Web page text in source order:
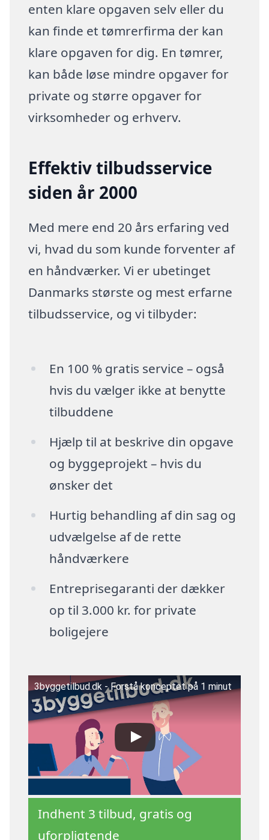
enten klare opgaven selv eller du
kan finde et tømrerfirma der kan
klare opgaven for dig. En tømrer,
kan både løse mindre opgaver for
private og større opgaver for
virksomheder og erhverv.
Effektiv tilbudsservice
siden år 2000
Med mere end 20 års erfaring ved
vi, hvad du som kunde forventer af
en håndværker. Vi er ubetinget
Danmarks største og mest erfarne
tilbudsservice, og vi tilbyder:
En 100 % gratis service – også
hvis du vælger ikke at benytte
tilbuddene
Hjælp til at beskrive din opgave
og byggeprojekt – hvis du
ønsker det
Hurtig behandling af din sag og
udvælgelse af de rette
håndværkere
Entreprisegaranti der dækker
op til 3.000 kr. for private
boligejere
3byggetilbud.dk - Forstå konceptet på 1 minut
Indhent 3 tilbud, gratis og
uforpligtende